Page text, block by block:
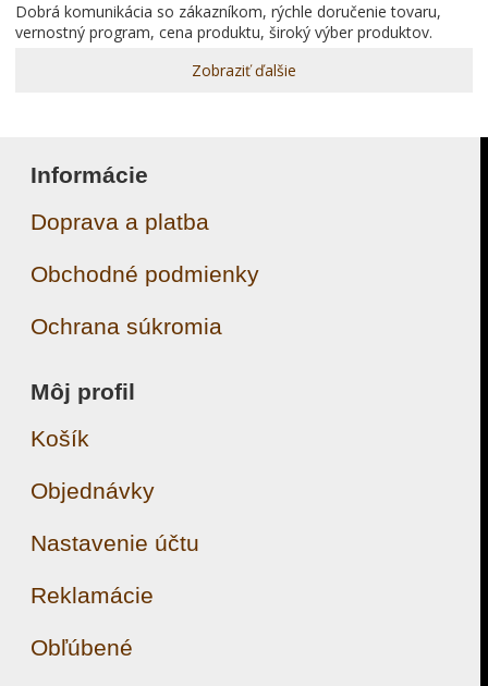
dobrá komunikácia so zákazníkom, rýchle doručenie tovaru,
vernostný program, cena produktu, široký výber produktov.
Zobraziť ďalšie
Informácie
Doprava a platba
Obchodné podmienky
Ochrana súkromia
Môj profil
Košík
Objednávky
Nastavenie účtu
Reklamácie
Obľúbené